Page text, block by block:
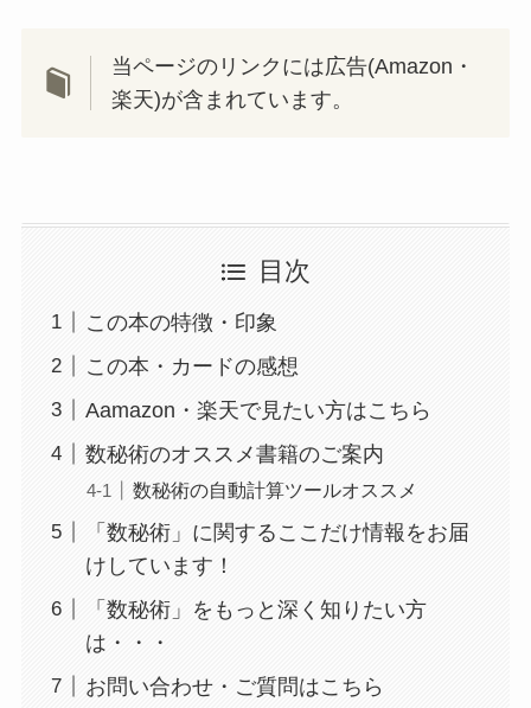
当ページのリンクには広告(Amazon・
楽天)が含まれています。
目次
この本の特徴・印象
この本・カードの感想
Aamazon・楽天で見たい方はこちら
数秘術のオススメ書籍のご案内
数秘術の自動計算ツールオススメ
「数秘術」に関するここだけ情報をお届
けしています！
「数秘術」をもっと深く知りたい方
は・・・
お問い合わせ・ご質問はこちら